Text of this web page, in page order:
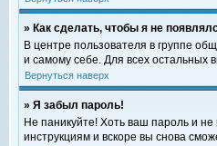
» Как сделать, чтобы я не
В центре пользователя в группе
и самому себе. Для всех остальных
Вернуться наверх
» Я забыл пароль!
Не паникуйте! Хоть ваш пароль и
инструкциям и вскоре вы снова